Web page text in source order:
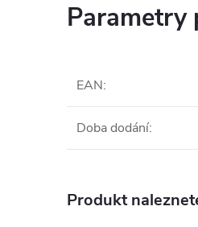
Parametry
EAN:
Doba dodání:
Produkt